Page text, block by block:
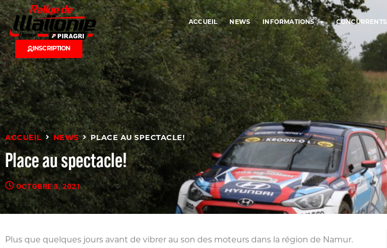
ACCUEIL NEWS INFORMATIONS CONCURRENTS
INSCRIPTION
ACCUEIL NEWS PLACE AU SPECTACLE!
Place au spectacle!
OCTOBRE 3, 2021
Plus que quelques jours avant de vibrer au son des moteurs dans la région de Namur.